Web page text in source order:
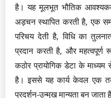
है। यह मूलभूत भौतिक
अड़चन स्थापित करती है, एक
परिचय देती है, विधि का
प्रदान करती है, और महत्वपूर्ण
कठोर प्रायोगिक डेटा के माध्यम
है। इससे यह कार्य केवल एक
प्रदर्शन-उन्मुख मान्यता बन जाता